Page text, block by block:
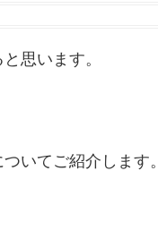
思います。
いてご紹介します。